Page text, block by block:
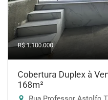
R$ 1.100.000
Cobertura Duplex à
168m²